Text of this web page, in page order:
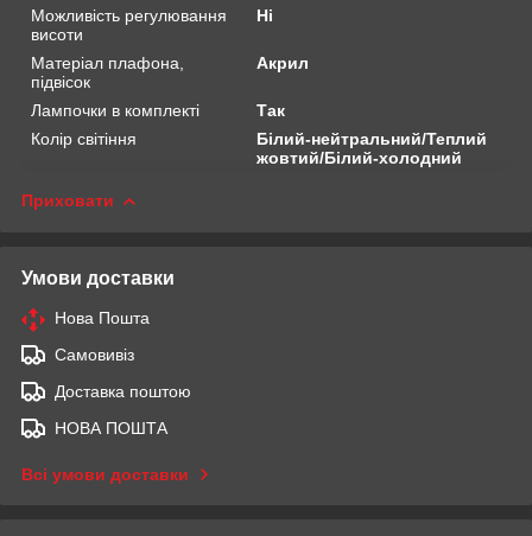
Можливість регулювання
висоти
Ні
Матеріал плафона,
підвісок
Акрил
Лампочки в комплекті
Так
Колір світіння
Білий-нейтральний/Теплий
жовтий/Білий-холодний
Приховати
Умови доставки
Нова Пошта
Самовивіз
Доставка поштою
НОВА ПОШТА
Всі умови доставки